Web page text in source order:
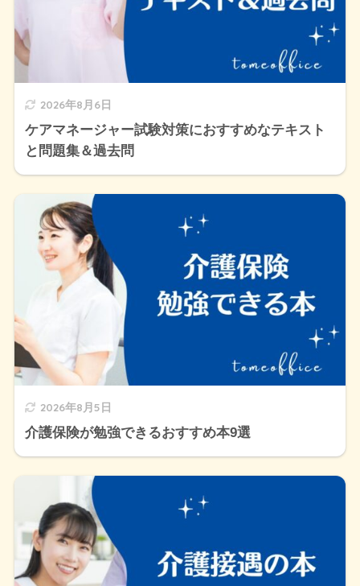
2026年8月6日
ケアマネージャー試験対策におすすめなテキスト
と問題集＆過去問
2026年8月5日
介護保険が勉強できるおすすめ本9選